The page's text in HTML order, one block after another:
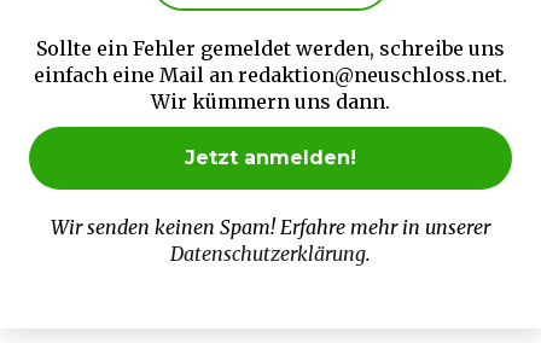
Sollte ein Fehler gemeldet werden, schreibe uns
einfach eine Mail an redaktion@neuschloss.net.
Wir kümmern uns dann.
Wir senden keinen Spam! Erfahre mehr in unserer
Datenschutzerklärung.